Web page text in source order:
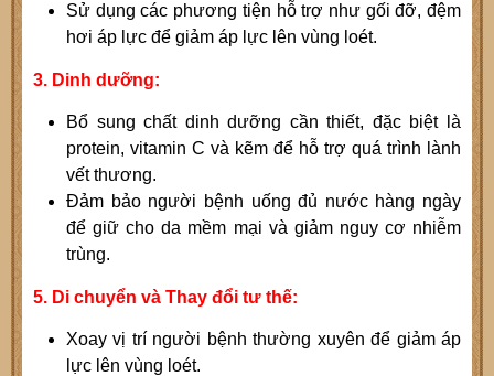
Sử dụng các phương tiện hỗ trợ như gối đỡ, đệm
hơi áp lực để giảm áp lực lên vùng loét.
3. Dinh dưỡng:
Bổ sung chất dinh dưỡng cần thiết, đặc biệt là
protein, vitamin C và kẽm để hỗ trợ quá trình lành
vết thương.
Đảm bảo người bệnh uống đủ nước hàng ngày
để giữ cho da mềm mại và giảm nguy cơ nhiễm
trùng.
5. Di chuyển và Thay đổi tư thế:
Xoay vị trí người bệnh thường xuyên để giảm áp
lực lên vùng loét.